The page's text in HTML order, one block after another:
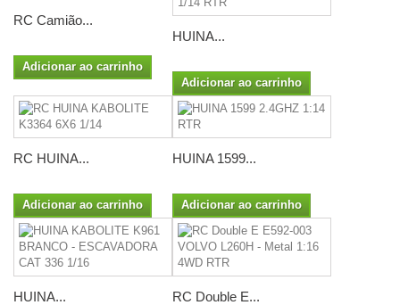
RC Camião...
Adicionar ao carrinho
HUINA...
Adicionar ao carrinho
RC HUINA...
Adicionar ao carrinho
HUINA 1599...
Adicionar ao carrinho
HUINA... RC Double E...